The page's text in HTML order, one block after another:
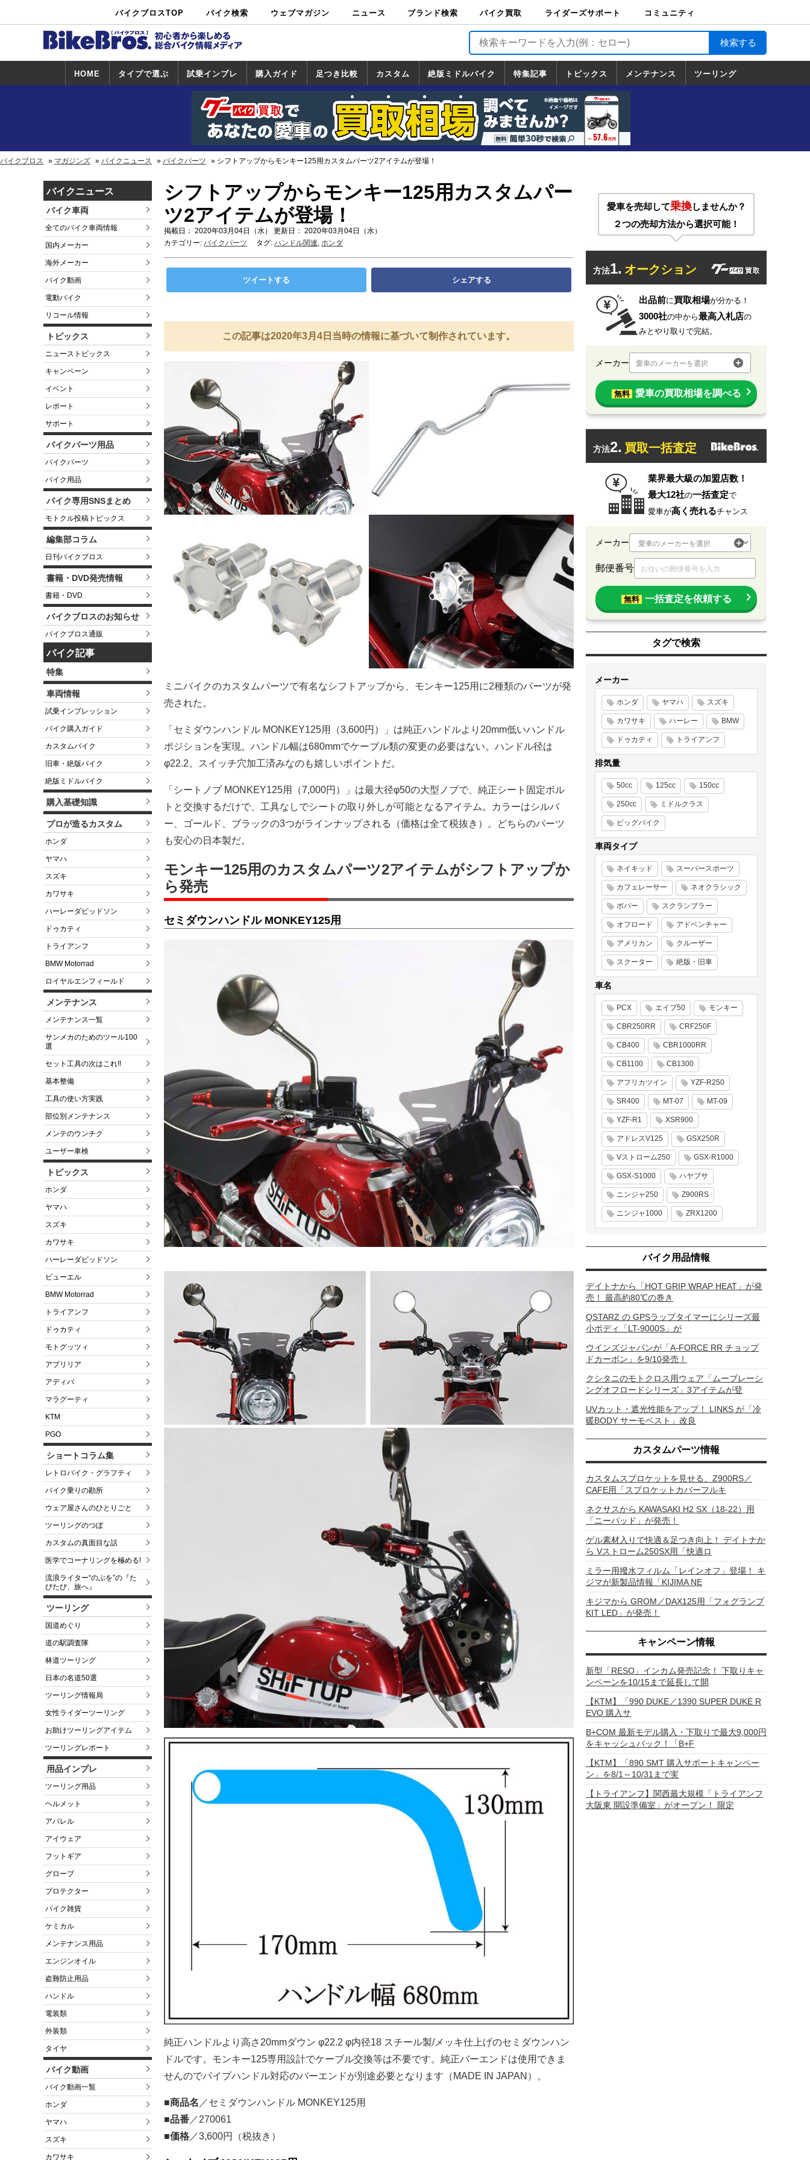
バイクブロスTOP バイク検索
中古バイ
ク・新車検
カタログ検
索
ショップ検
索
ウェブマガジン ニュース ブランド検索 バイク買取
バイク買取
ライダーズサポート
ライダーズサポート
TOP
バイク輸送
バイクガレージライ
フ
バイク車両保険
ロードサービス
バイク試乗
コミュニティ
HOME タイプで選ぶ 試乗インプレ
試乗インプレ
一覧
ホンダ
ヤマハ
スズキ
カワサキ
ハーレー
BMW
トライアンフ
ドゥカティ
購入ガイド
一覧
足つき比較 カスタム
カスタム
一覧
ホンダ
ヤマハ
スズキ
カワサキ
絶版ミドルバイク
絶版ミドルバイク
一覧
ホンダ
ヤマハ
スズキ
カワサキ
特集記事 トピックス
トピックス
一覧
ホンダ
ヤマハ
スズキ
カワサキ
ハーレーダ
ビッドソン
BMW
ドゥカティ
トライアン
フ
メンテナンス ツーリング
道の駅調査隊
ツーリング情報局
日本の道50選
国道めぐり
林道ツーリング
バイクブロス マガジンズ バイクニュース バイクパーツ シフトアップからモンキー125用カスタムパーツ2アイテムが登場！
バイクニュース
バイク車両
全てのバイク車両情報
国内メーカー
海外メーカー
バイク動画
電動バイク
リコール情報
トピックス
ニューストピックス
キャンペーン
イベント
レポート
サポート
バイクパーツ用品
バイクパーツ
バイク用品
バイク専用SNSまとめ
モトクル投稿トピックス
編集部コラム
日刊バイクブロス
書籍・DVD発売情報
書籍・DVD
バイクブロスのお知らせ
バイクブロス通販
バイク記事
特集
車両情報
試乗インプレッション
バイク購入ガイド
カスタムバイク
旧車・絶版バイク
絶版ミドルバイク
購入基礎知識
プロが造るカスタム
ホンダ
ヤマハ
スズキ
カワサキ
ハーレーダビッドソン
ドゥカティ
トライアンフ
BMW Motorrad
ロイヤルエンフィールド
メンテナンス
メンテナンス一覧
サンメカのためのツール100
選
セット工具の次はこれ!!
基本整備
工具の使い方実践
部位別メンテナンス
メンテのウンチク
ユーザー車検
トピックス
ホンダ
ヤマハ
スズキ
カワサキ
ハーレーダビッドソン
ビューエル
BMW Motorrad
トライアンフ
ドゥカティ
モトグッツィ
アプリリア
アディバ
マラグーティ
KTM
PGO
ショートコラム集
レトロバイク・グラフティ
バイク乗りの勘所
ウェア屋さんのひとりごと
ツーリングのつぼ
カスタムの真面目な話
医学でコーナリングを極める!
流浪ライター“のぶを”の『た
びたび、旅へ』
ツーリング
国道めぐり
道の駅調査隊
林道ツーリング
日本の名道50選
ツーリング情報局
女性ライダーツーリング
お助けツーリングアイテム
ツーリングレポート
用品インプレ
ツーリング用品
ヘルメット
アパレル
アイウェア
フットギア
グローブ
プロテクター
バイク雑貨
ケミカル
メンテナンス用品
エンジンオイル
盗難防止用品
ハンドル
電装類
外装類
タイヤ
バイク動画
バイク動画一覧
ホンダ
ヤマハ
スズキ
カワサキ
シフトアップからモンキー125用カスタムパー
ツ2アイテムが登場！
掲載日： 2020年03月04日（水） 更新日： 2020年03月04日（水）
カテゴリー: バイクパーツ タグ: ハンドル関連, ホンダ
ツイートする シェアする
この記事は2020年3月4日当時の情報に基づいて制作されています。
ミニバイクのカスタムパーツで有名なシフトアップから、モンキー125用に2種類のパーツが発
売された。
「セミダウンハンドル MONKEY125用（3,600円）」は純正ハンドルより20mm低いハンドル
ポジションを実現。ハンドル幅は680mmでケーブル類の変更の必要はない。ハンドル径は
φ22.2。スイッチ穴加工済みなのも嬉しいポイントだ。
「シートノブ MONKEY125用（7,000円）」は最大径φ50の大型ノブで、純正シート固定ボル
トと交換するだけで、工具なしでシートの取り外しが可能となるアイテム。カラーはシルバ
ー、ゴールド、ブラックの3つがラインナップされる（価格は全て税抜き）。どちらのパーツ
も安心の日本製だ。
モンキー125用のカスタムパーツ2アイテムがシフトアップか
ら発売
セミダウンハンドル MONKEY125用
純正ハンドルより高さ20mmダウン φ22.2 φ内径18 スチール製/メッキ仕上げのセミダウンハン
ドルです。モンキー125専用設計でケーブル交換等は不要です。純正バーエンドは使用できま
せんのでパイプハンドル対応のバーエンドが別途必要となります（MADE IN JAPAN）。
■商品名 ／セミダウンハンドル MONKEY125用
■品番 ／270061
■価格 ／3,600円（税抜き）
愛車を売却して乗換しませんか？
２つの売却方法から選択可能！
方法1. オークション
出品前に買取相場が分かる！
3000社の中から最高入札店の
みとやり取りで完結。
メーカー 愛車のメーカーを選択
無料 愛車の買取相場を調べる
方法2. 買取一括査定
業界最大級の加盟店数！
最大12社の一括査定で
愛車が高く売れるチャンス
メーカー
郵便番号
無料 一括査定を依頼する
タグで検索
メーカー
ホンダ ヤマハ スズキ
カワサキ ハーレー BMW
ドゥカティ トライアンフ
排気量
50cc 125cc 150cc
250cc ミドルクラス
ビッグバイク
車両タイプ
ネイキッド スーパースポーツ
カフェレーサー ネオクラシック
ボバー スクランブラー
オフロード アドベンチャー
アメリカン クルーザー
スクーター 絶版・旧車
車名
PCX エイプ50 モンキー
CBR250RR CRF250F
CB400 CBR1000RR
CB1100 CB1300
アフリカツイン YZF-R250
SR400 MT-07 MT-09
YZF-R1 XSR900
アドレスV125 GSX250R
Vストローム250 GSX-R1000
GSX-S1000 ハヤブサ
ニンジャ250 Z900RS
ニンジャ1000 ZRX1200
バイク用品情報
デイトナから「HOT GRIP WRAP HEAT」が発
売！ 最高約80℃の巻き
QSTARZ の GPSラップタイマーにシリーズ最
小ボディ「LT-9000S」が
ウインズジャパンが「A-FORCE RR チョップ
ドカーボン」を9/10発売！
クシタニのモトクロス用ウェア「ムーブレーシ
ングオフロードシリーズ」3アイテムが登
UVカット・遮光性能をアップ！ LINKS が「冷
暖BODY サーモベスト」改良
カスタムパーツ情報
カスタムスプロケットを見せる、Z900RS／
CAFE用「スプロケットカバーフルキ
ネクサスから KAWASAKI H2 SX（18-22）用
「ニーパッド」が発売！
ゲル素材入りで快適＆足つき向上！ デイトナか
ら Vストローム250SX用「快適ロ
ミラー用撥水フィルム「レインオフ」登場！ キ
ジマが新製品情報「KIJIMA NE
キジマから GROM／DAX125用「フォグランプ
KIT LED」が発売！
キャンペーン情報
新型「RESO」インカム発売記念！ 下取りキャ
ンペーンを10/15まで延長して開
【KTM】「990 DUKE／1390 SUPER DUKE R
EVO 購入サ
B+COM 最新モデル購入・下取りで最大9,000円
をキャッシュバック！「B+F
【KTM】「890 SMT 購入サポートキャンペー
ン」を8/1～10/31まで実
【トライアンフ】関西最大規模「トライアンフ
大阪東 開設準備室」がオープン！ 限定